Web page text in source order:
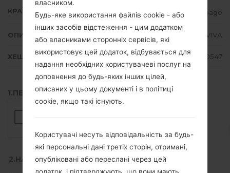
КРАЇНА Trinidad and Tobago
ОПИС TSTT, LIME, Orange, VIVA
ХЕШ 21c44762b22b7e316541e7f58f6a0547
1.ПЕРЕВІРТИ НАЯВНІСТЬ RECAPTCHA
2.НАТИСНІТЬ, ЩОБ ЗАВАНТАЖИТИ
власником.
Будь-яке використання файлів cookie - або
інших засобів відстеження - цим додатком
або власниками сторонніх сервісів, які
використовує цей додаток, відбувається для
надання необхідних користувачеві послуг на
доповнення до будь-яких інших цілей,
описаних у цьому документі і в політиці
cookie, якщо такі існують.
Користувачі несуть відповідальність за будь-
які персональні дані третіх сторін, отримані,
опубліковані або переслані через цей